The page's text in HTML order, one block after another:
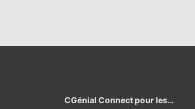
CGénial Connect pour les…